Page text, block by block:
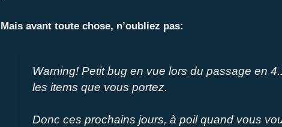
Mais avant toute chose, n’oubliez pas:
Warning! Petit bug en vue lors du passage en
les items que vous portez.
Donc ces prochains jours, à poil quand vous